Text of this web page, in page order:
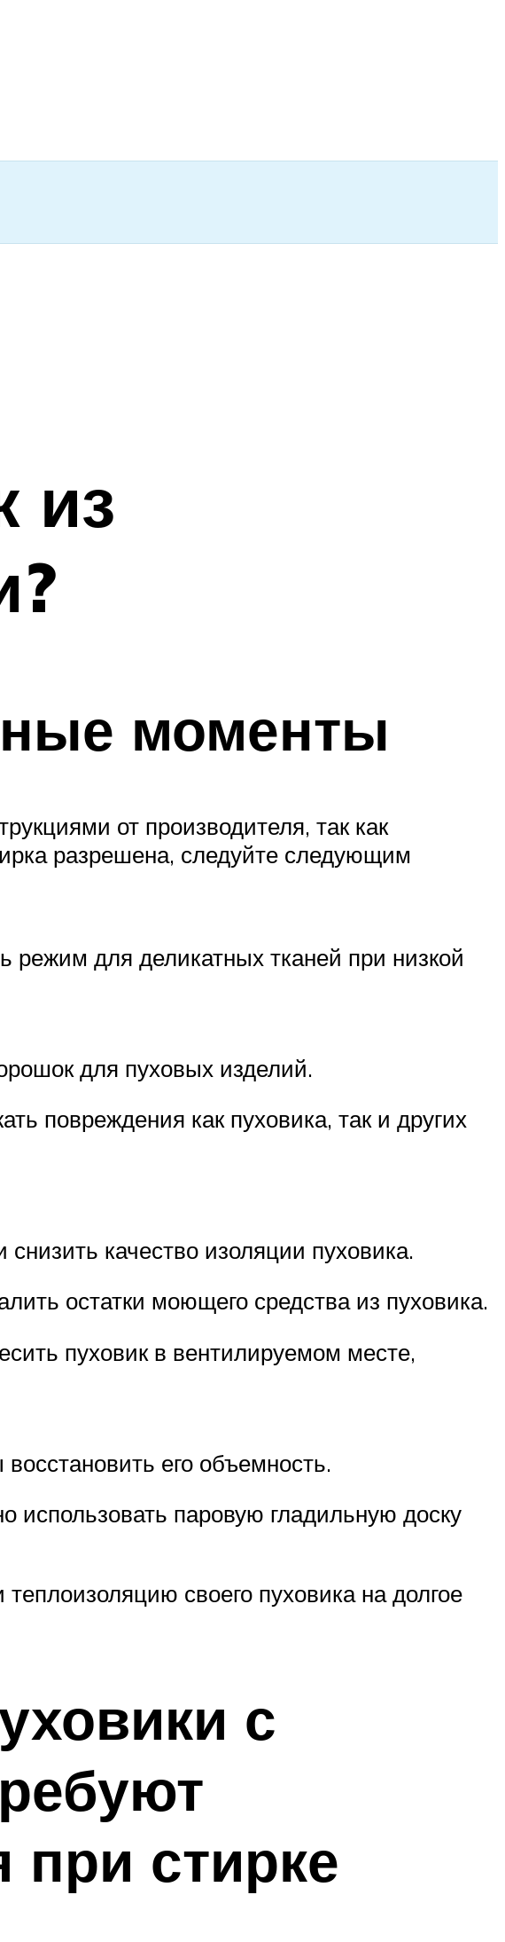
из
моменты
от производителя, так как
разрешена, следуйте следующим
для деликатных тканей при низкой
для пуховых изделий.
повреждения как пуховика, так и других
качество изоляции пуховика.
остатки моющего средства из пуховика.
пуховик в вентилируемом месте,
его объемность.
паровую гладильную доску
своего пуховика на долгое
с
при стирке